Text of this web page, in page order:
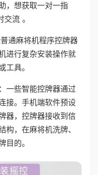
，想获取一对一指
流 。
通麻将机程序控牌器
进行复杂安装操作就
工具。
一些智能控牌器通过
接。手机端软件预设
器，控牌器接收到信
构，在麻将机洗牌、
目的。